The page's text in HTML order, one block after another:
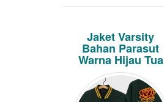
Jaket Varsity
Bahan Parasut
Warna Hijau Tua